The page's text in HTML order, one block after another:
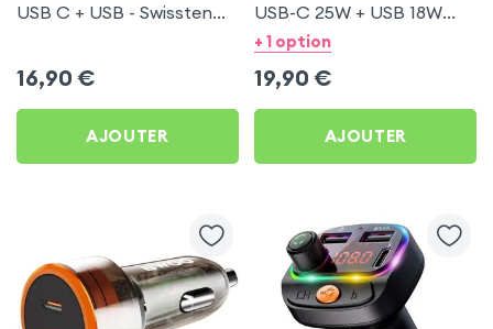
USB C + USB - Swissten
16,90 €
AJOUTER
USB-C 25W + USB 18W
Bwoo pour Honor 6X
+ 1 option
19,90 €
AJOUTER